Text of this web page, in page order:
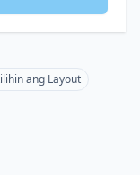
ang Layout